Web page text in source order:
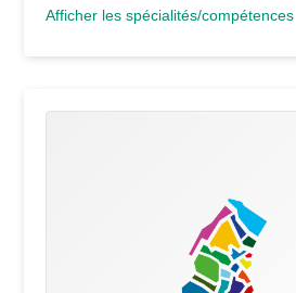
Afficher les spécialités/compétences